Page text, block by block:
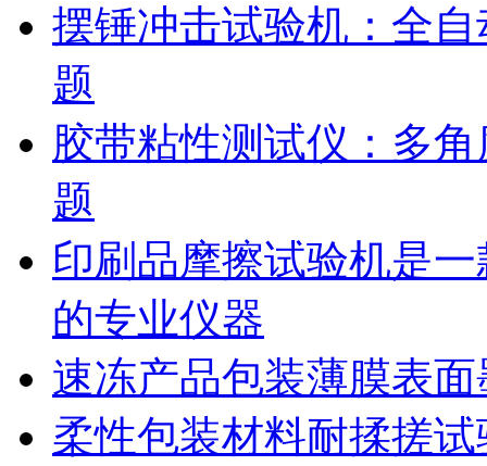
摆锤冲击试验机：全
题
胶带粘性测试仪：多
题
印刷品摩擦试验机是
的专业仪器
速冻产品包装薄膜表
柔性包装材料耐揉搓